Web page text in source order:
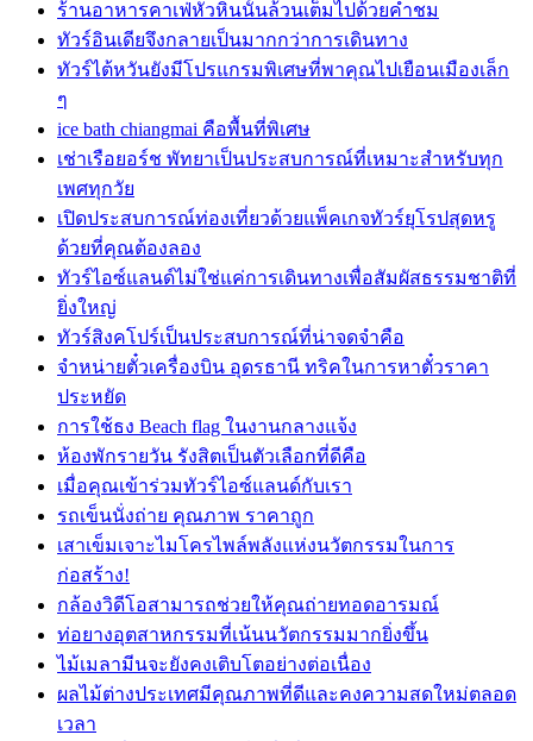
ร้านอาหารคาเฟ่หัวหินนั้นล้วนเต็มไปด้วยคำชม
ทัวร์อินเดียจึงกลายเป็นมากกว่าการเดินทาง
ทัวร์ไต้หวันยังมีโปรแกรมพิเศษที่พาคุณไปเยือนเมืองเล็ก
ๆ
ice bath chiangmai คือพื้นที่พิเศษ
เช่าเรือยอร์ช พัทยาเป็นประสบการณ์ที่เหมาะสำหรับทุก
เพศทุกวัย
เปิดประสบการณ์ท่องเที่ยวด้วยแพ็คเกจทัวร์ยุโรปสุดหรู
ด้วยที่คุณต้องลอง
ทัวร์ไอซ์แลนด์ไม่ใช่แค่การเดินทางเพื่อสัมผัสธรรมชาติที่
ยิ่งใหญ่
ทัวร์สิงคโปร์เป็นประสบการณ์ที่น่าจดจำคือ
จำหน่ายตั๋วเครื่องบิน อุดรธานี ทริคในการหาตั๋วราคา
ประหยัด
การใช้ธง Beach flag ในงานกลางแจ้ง
ห้องพักรายวัน รังสิตเป็นตัวเลือกที่ดีคือ
เมื่อคุณเข้าร่วมทัวร์ไอซ์แลนด์กับเรา
รถเข็นนั่งถ่าย คุณภาพ ราคาถูก
เสาเข็มเจาะไมโครไพล์พลังแห่งนวัตกรรมในการ
ก่อสร้าง!
กล้องวิดีโอสามารถช่วยให้คุณถ่ายทอดอารมณ์
ท่อยางอุตสาหกรรมที่เน้นนวัตกรรมมากยิ่งขึ้น
ไม้เมลามีนจะยังคงเติบโตอย่างต่อเนื่อง
ผลไม้ต่างประเทศมีคุณภาพที่ดีและคงความสดใหม่ตลอด
เวลา